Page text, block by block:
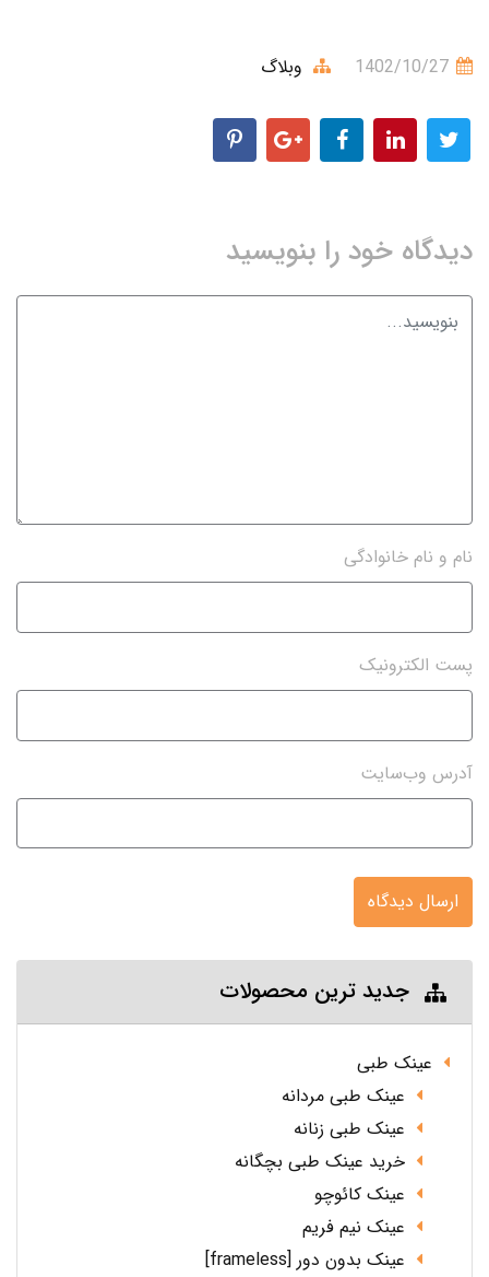
وبلاگ
دیدگاه خود را بنویسید
نام و نام خانوادگی
پست الکترونیک
آدرس وب‌سایت
ارسال دیدگاه
جدید ترین محصولات
عینک طبی
عینک طبی مردانه
عینک طبی زنانه
خرید عینک طبی بچگانه
عینک کائوچو
عینک نیم فریم
عینک بدون دور [frameless]